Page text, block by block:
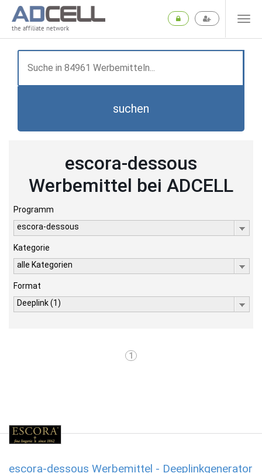
the affiliate network
suchen
escora-dessous
Werbemittel bei ADCELL
Programm
escora-dessous
Kategorie
alle Kategorien
Format
Deeplink (1)
1
escora-dessous Werbemittel - Deeplinkgenerator